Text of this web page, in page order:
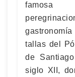
famosa
tallas del
de
siglo XII,